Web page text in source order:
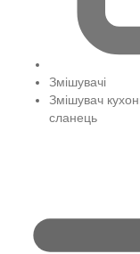
Змішувачі
Змішувач
сланець